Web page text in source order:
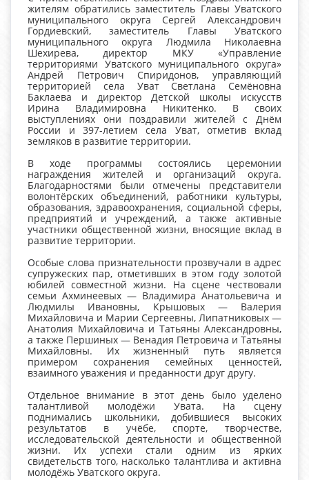
жителям обратились заместитель Главы Уватского
муниципального округа Сергей Александрович
Гордиевский, заместитель Главы Уватского
муниципального округа Людмила Николаевна
Шехирева, директор МКУ «Управление
территориями Уватского муниципального округа»
Андрей Петрович Спиридонов, управляющий
территорией села Уват Светлана Семёновна
Баклаева и директор Детской школы искусств
Ирина Владимировна Никитенко. В своих
выступлениях они поздравили жителей с Днём
России и 397-летием села Уват, отметив вклад
земляков в развитие территории.
В ходе программы состоялись церемонии
награждения жителей и организаций округа.
Благодарностями были отмечены представители
волонтёрских объединений, работники культуры,
образования, здравоохранения, социальной сферы,
предприятий и учреждений, а также активные
участники общественной жизни, вносящие вклад в
развитие территории.
Особые слова признательности прозвучали в адрес
супружеских пар, отметивших в этом году золотой
юбилей совместной жизни. На сцене чествовали
семьи Ахминеевых — Владимира Анатольевича и
Людмилы Ивановны, Крышовых — Валерия
Михайловича и Марии Сергеевны, Липатниковых —
Анатолия Михайловича и Татьяны Александровны,
а также Першиных — Венадия Петровича и Татьяны
Михайловны. Их жизненный путь является
примером сохранения семейных ценностей,
взаимного уважения и преданности друг другу.
Отдельное внимание в этот день было уделено
талантливой молодёжи Увата. На сцену
поднимались школьники, добившиеся высоких
результатов в учёбе, спорте, творчестве,
исследовательской деятельности и общественной
жизни. Их успехи стали одним из ярких
свидетельств того, насколько талантлива и активна
молодёжь Уватского округа.